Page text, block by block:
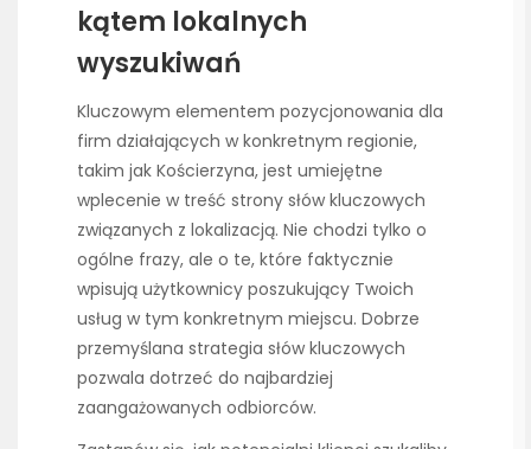
kątem lokalnych
wyszukiwań
Kluczowym elementem pozycjonowania dla
firm działających w konkretnym regionie,
takim jak Kościerzyna, jest umiejętne
wplecenie w treść strony słów kluczowych
związanych z lokalizacją. Nie chodzi tylko o
ogólne frazy, ale o te, które faktycznie
wpisują użytkownicy poszukujący Twoich
usług w tym konkretnym miejscu. Dobrze
przemyślana strategia słów kluczowych
pozwala dotrzeć do najbardziej
zaangażowanych odbiorców.